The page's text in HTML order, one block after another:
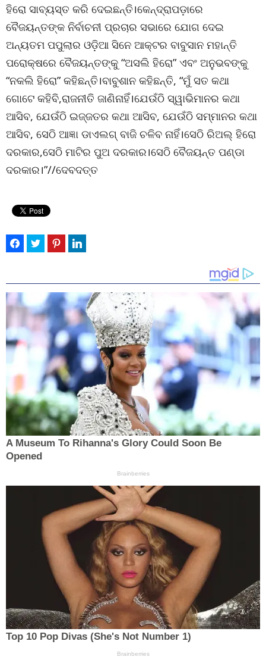
ହିରୋ ସାବ୍ୟସ୍ତ କରି ଦେଇଛନ୍ତି।କେନ୍ଦ୍ରାପଡ଼ାରେ
ବୈଜୟନ୍ତଙ୍କ ନିର୍ବାଚନୀ ପ୍ରଚାର ସଭାରେ ଯୋଗ ଦେଇ
ଅନ୍ୟତମ ପପୁଲାର ଓଡ଼ିଆ ସିନେ ଆକ୍ଟର ବାବୁସାନ ମହାନ୍ତି
ପରୋକ୍ଷରେ ବୈଜୟନ୍ତଙ୍କୁ “ଅସଲି ହିରୋ” ଏବଂ ଅନୁଭବଙ୍କୁ
“ନକଲି ହିରୋ” କହିଛନ୍ତି।ବାବୁଶାନ କହିଛନ୍ତି, “ମୁଁ ସତ କଥା
ଗୋଟେ କହିବି,ରାଜନୀତି ଜାଣିନାହିଁ।ଯେଉଁଠି ସ୍ୱାଭିମାନର କଥା
ଆସିବ, ଯେଉଁଠି ଇଜ୍ଜତର କଥା ଆସିବ, ଯେଉଁଠି ସମ୍ମାନର କଥା
ଆସିବ, ସେଠି ଆଜ୍ଞା ଡାଏଲଗ୍‌ ବାଜି ଚଳିବ ନାହିଁ।ସେଠି ରିଅଲ୍‌ ହିରୋ
ଦରକାର,ସେଠି ମାଟିର ପୁଅ ଦରକାର।ସେଠି ବୈଜୟନ୍ତ ପଣ୍ଡା
ଦରକାର।”//ଦେବଦତ୍ତ